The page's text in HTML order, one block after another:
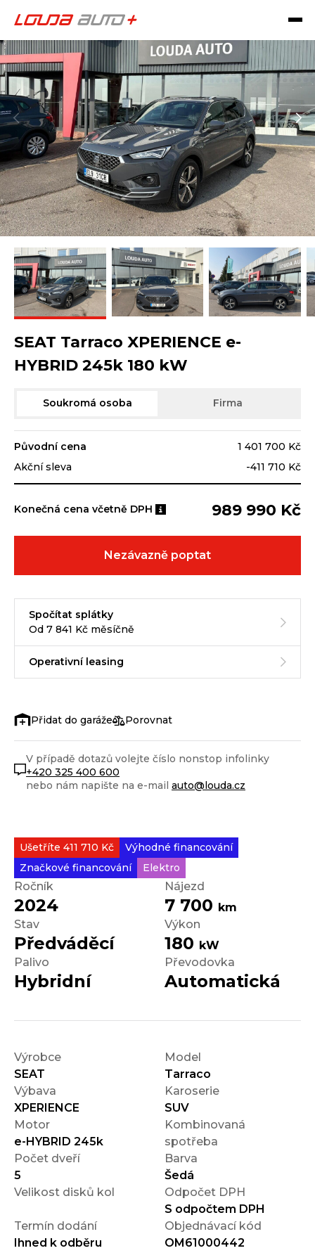
Ušetříte 411 710 Kč
Výhodné financování
Značkové financování
Elektro
Ročník
2024
Nájezd
7 700 km
Stav
Předváděcí
Výkon
180 kW
Palivo
Hybridní
Převodovka
Automatická
Výrobce
SEAT
Model
Tarraco
Výbava
XPERIENCE
Karoserie
SUV
Motor
e-HYBRID 245k
Kombinovaná
spotřeba
Počet dveří
5
Barva
Šedá
Velikost disků kol
Odpočet DPH
S odpočtem DPH
Termín dodání
Ihned k odběru
Objednávací kód
OM61000442
SEAT Tarraco XPERIENCE e-
HYBRID 245k 180 kW
Soukromá osoba Firma
Původní cena
1 401 700 Kč
Akční sleva
-411 710 Kč
Konečná cena včetně DPH 989 990 Kč
Nezávazně poptat
Spočítat splátky
Od 7 841 Kč měsíčně
Operativní leasing
Porovnat
V případě dotazů volejte číslo nonstop infolinky
+420 325 400 600
nebo nám napište na e-mail auto@louda.cz